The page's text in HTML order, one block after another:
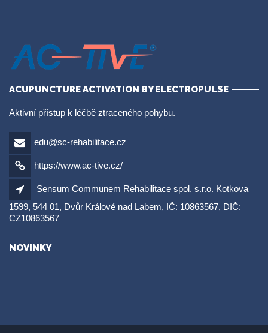
ACUPUNCTURE ACTIVATION BY ELECTROPULSE
Aktivní přístup k léčbě ztraceného pohybu.
edu@sc-rehabilitace.cz
https://www.ac-tive.cz/
Sensum Communem Rehabilitace spol. s.r.o. Kotkova
1599, 544 01, Dvůr Králové nad Labem, IČ: 10863567, DIČ:
CZ10863567
NOVINKY